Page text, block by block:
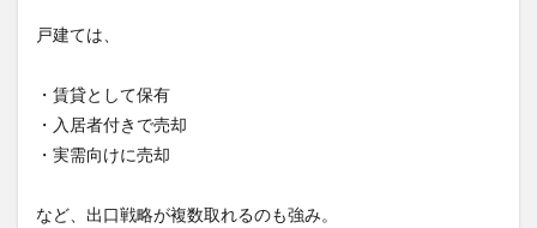
戸建ては、
・賃貸として保有
・入居者付きで売却
・実需向けに売却
など、出口戦略が複数取れるのも強み。